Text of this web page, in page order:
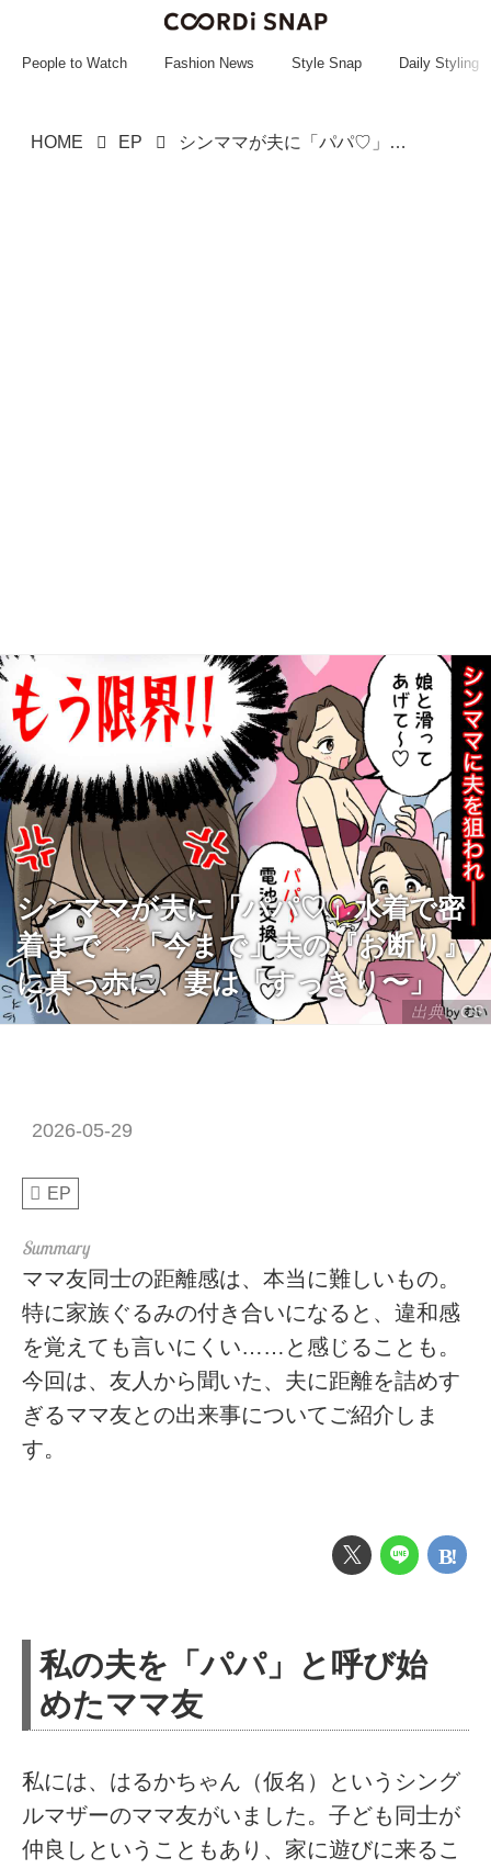
~~~~~~~~~~~
People to Watch Fashion News Style Snap Daily Styling
HOME EP シンママが夫に「パパ♡」水着で密着まで →「今まで」夫の『お断り』に真っ赤に、妻は「すっきり〜」
出典：CS
シンママが夫に「パパ♡」水着で密
着まで →「今まで」夫の『お断り』
に真っ赤に、妻は「すっきり〜」
2026-05-29
EP
ママ友同士の距離感は、本当に難しいもの。
特に家族ぐるみの付き合いになると、違和感
を覚えても言いにくい……と感じることも。
今回は、友人から聞いた、夫に距離を詰めす
ぎるママ友との出来事についてご紹介しま
す。
私の夫を「パパ」と呼び始
めたママ友
私には、はるかちゃん（仮名）というシング
ルマザーのママ友がいました。子ども同士が
仲良しということもあり、家に遊びに来るこ